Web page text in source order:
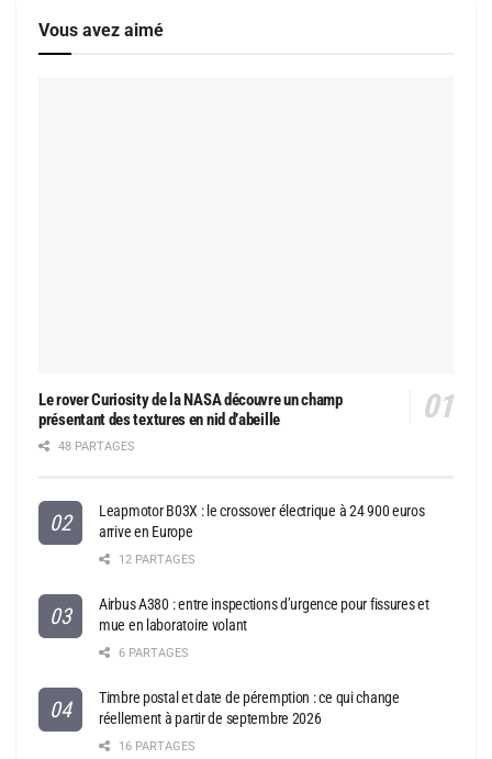
Vous avez aimé
Le rover Curiosity de la NASA découvre un champ
présentant des textures en nid d’abeille
48 PARTAGES
Leapmotor B03X : le crossover électrique à 24 900 euros
arrive en Europe
12 PARTAGES
Airbus A380 : entre inspections d’urgence pour fissures et
mue en laboratoire volant
6 PARTAGES
Timbre postal et date de péremption : ce qui change
réellement à partir de septembre 2026
16 PARTAGES